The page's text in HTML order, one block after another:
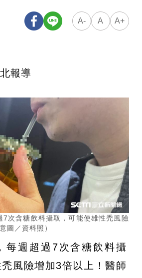
A- A A+
報導
7次含糖飲料攝取，可能使雄性禿風險
圖／資料照）
每週超過7次含糖飲料攝
風險增加3倍以上！醫師